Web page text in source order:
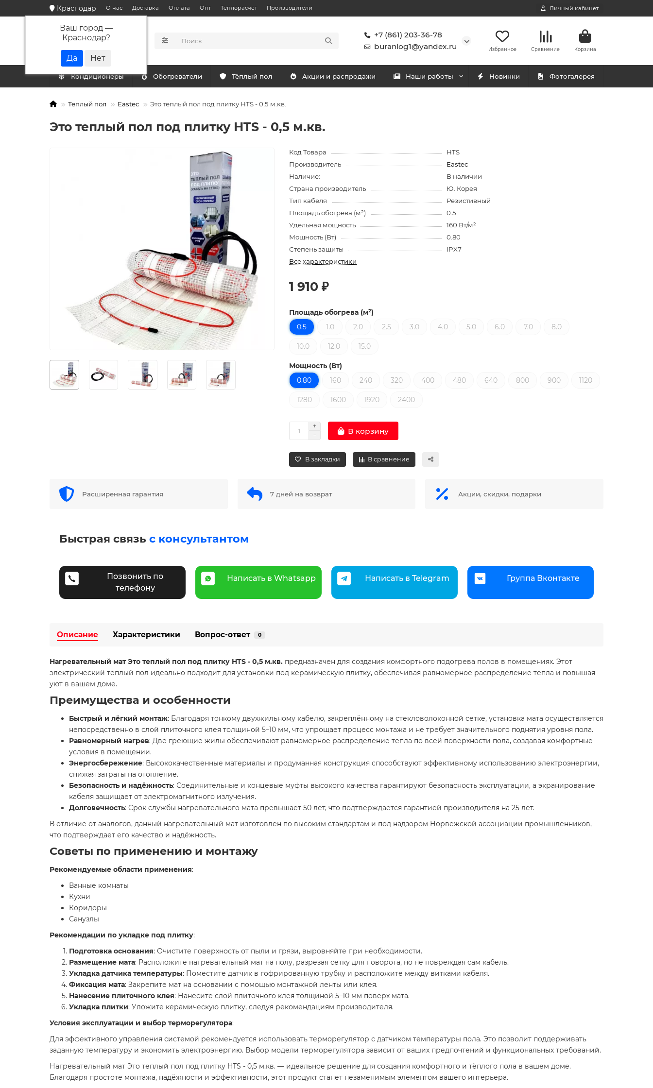
Краснодар
Ваш город —
Краснодар?
О нас Доставка Оплата Опт Теплорасчет Производители Личный кабинет
КАТАЛОГ
+7 (861) 203-36-78
buranlog1@yandex.ru
Избранное Сравнение Корзина
Кондиционеры Обогреватели Тёплый пол Акции и распродажи Наши работы Новинки Фотогалерея
Теплый пол Eastec Это теплый пол под плитку HTS - 0,5 м.кв.
Это теплый пол под плитку HTS - 0,5 м.кв.
Код Товара
HTS
Производитель
Eastec
Наличие:
В наличии
Страна производитель
Ю. Корея
Тип кабеля
Резистивный
Площадь обогрева (м²)
0.5
Удельная мощность
160 Вт/м²
Мощность (Вт)
0.80
Степень защиты
IPX7
Все характеристики
1 910 ₽
Площадь обогрева (м²)
0.5
1.0 2.0 2.5 3.0 4.0 5.0 6.0 7.0 8.0
10.0 12.0 15.0
Мощность (Вт)
0.80
160 240 320 400 480 640 800 900 1120
1280 1600 1920 2400
В корзину
В закладки В сравнение
Расширенная гарантия 7 дней на возврат Акции, скидки, подарки
Быстрая связь с консультантом
Позвонить по
телефону
Написать в Whatsapp Написать в Telegram Группа Вконтакте
Описание Характеристики Вопрос-ответ 0
Нагревательный мат Это теплый пол под плитку HTS - 0,5 м.кв. предназначен для создания комфортного подогрева полов в помещениях. Этот
электрический тёплый пол идеально подходит для установки под керамическую плитку, обеспечивая равномерное распределение тепла и повышая
уют в вашем доме.​
Преимущества и особенности
Быстрый и лёгкий монтаж: Благодаря тонкому двухжильному кабелю, закреплённому на стекловолоконной сетке, установка мата осуществляется
непосредственно в слой плиточного клея толщиной 5–10 мм, что упрощает процесс монтажа и не требует значительного поднятия уровня пола.​
Равномерный нагрев: Две греющие жилы обеспечивают равномерное распределение тепла по всей поверхности пола, создавая комфортные
условия в помещении.​
Энергосбережение: Высококачественные материалы и продуманная конструкция способствуют эффективному использованию электроэнергии,
снижая затраты на отопление.​
Безопасность и надёжность: Соединительные и концевые муфты высокого качества гарантируют безопасность эксплуатации, а экранирование
кабеля защищает от электромагнитного излучения.​
Долговечность: Срок службы нагревательного мата превышает 50 лет, что подтверждается гарантией производителя на 25 лет.​
В отличие от аналогов, данный нагревательный мат изготовлен по высоким стандартам и под надзором Норвежской ассоциации промышленников,
что подтверждает его качество и надёжность.​
Советы по применению и монтажу
Рекомендуемые области применения:
Ванные комнаты​
Кухни​
Коридоры​
Санузлы​
Рекомендации по укладке под плитку:
Подготовка основания: Очистите поверхность от пыли и грязи, выровняйте при необходимости.​
Размещение мата: Расположите нагревательный мат на полу, разрезая сетку для поворота, но не повреждая сам кабель.​
Укладка датчика температуры: Поместите датчик в гофрированную трубку и расположите между витками кабеля.​
Фиксация мата: Закрепите мат на основании с помощью монтажной ленты или клея.​
Нанесение плиточного клея: Нанесите слой плиточного клея толщиной 5–10 мм поверх мата.​
Укладка плитки: Уложите керамическую плитку, следуя рекомендациям производителя.​
Условия эксплуатации и выбор терморегулятора:
Для эффективного управления системой рекомендуется использовать терморегулятор с датчиком температуры пола. Это позволит поддерживать
заданную температуру и экономить электроэнергию. Выбор модели терморегулятора зависит от ваших предпочтений и функциональных требований.​
Нагревательный мат Это теплый пол под плитку HTS - 0,5 м.кв. — идеальное решение для создания комфортного и тёплого пола в вашем доме.
Благодаря простоте монтажа, надёжности и эффективности, этот продукт станет незаменимым элементом вашего интерьера.​